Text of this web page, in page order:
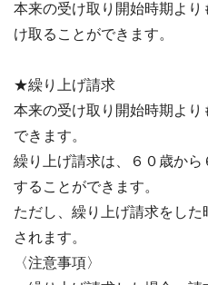
本来の受け取り開始時期よ
け取ることができます。
★繰り上げ請求
本来の受け取り開始時期よ
できます。
繰り上げ請求は、６０歳か
することができます。
ただし、繰り上げ請求をし
されます。
〈注意事項〉